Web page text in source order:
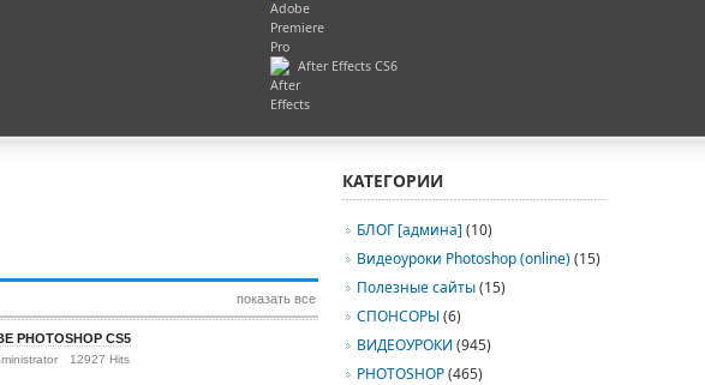
After Effects CS6
PHOTOSHOP CS5
12927 Hits
показать все
КАТЕГОРИИ
БЛОГ [админа] (10)
Видеоуроки Photoshop (online)(15)
Полезные сайты(15)
СПОНСОРЫ(6)
ВИДЕОУРОКИ (945)
PHOTOSHOP(465)